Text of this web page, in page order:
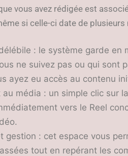
vous avez rédigée est
si celle-ci date de plusieurs
: le système garde en
ne suivez pas ou qui sont
ayez eu accès au contenu
média : un simple clic sur
vers le Reel
gestion : cet espace vous
tout en repérant les